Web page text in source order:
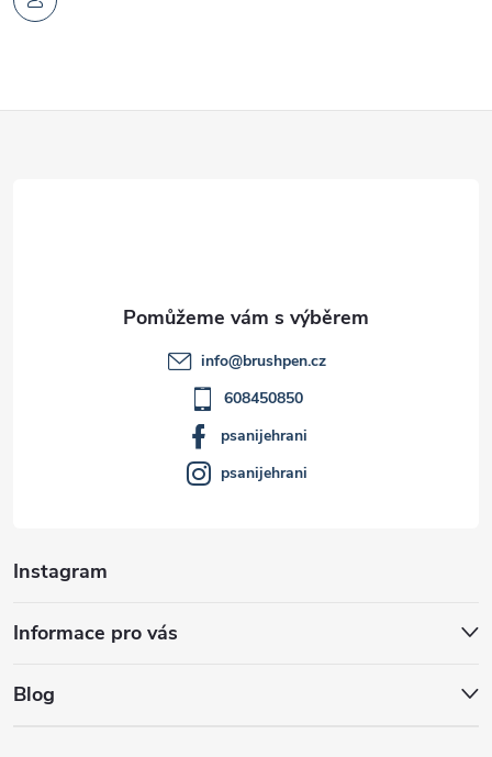
Instagram
Informace pro vás
Blog
info@brushpen.cz
608450850
psanijehrani
psanijehrani